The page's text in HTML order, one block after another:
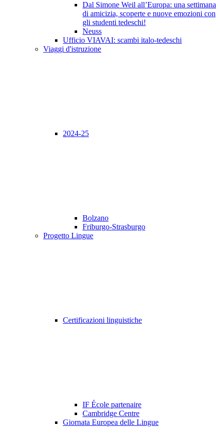
Dal Simone Weil all’Europa: una settimana
di amicizia, scoperte e nuove emozioni con
gli studenti tedeschi!
Neuss
Ufficio VIAVAI: scambi italo-tedeschi
Viaggi d'istruzione
2024-25
Bolzano
Friburgo-Strasburgo
Progetto Lingue
Certificazioni linguistiche
IF École partenaire
Cambridge Centre
Giornata Europea delle Lingue